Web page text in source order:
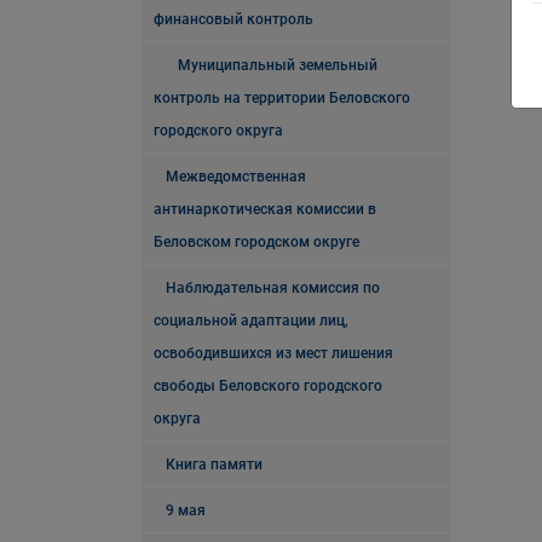
финансовый контроль
Муниципальный земельный
контроль на территории Беловского
городского округа
Межведомственная
антинаркотическая комиссии в
Беловском городском округе
Наблюдательная комиссия по
социальной адаптации лиц,
освободившихся из мест лишения
свободы Беловского городского
округа
Книга памяти
9 мая